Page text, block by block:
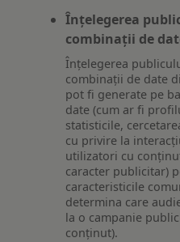
Înțelegerea
combinații de
Înțelegerea
combinații de date
pot fi generate pe
date (cum ar fi
statisticile,
cu privire la
utilizatori cu
caracter publicitar)
caracteristicile
determina care
la o campanie
conținut).